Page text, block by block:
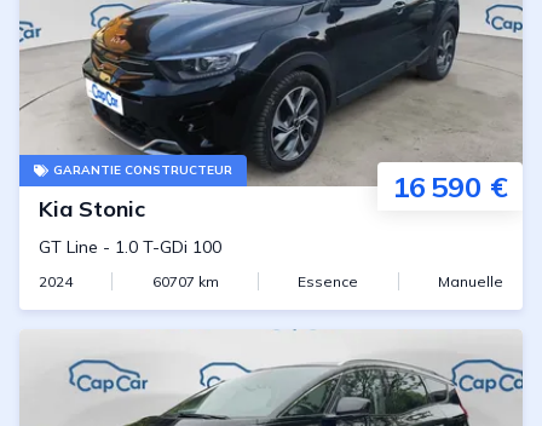
GARANTIE CONSTRUCTEUR 16 590 €
Kia Stonic
GT Line - 1.0 T-GDi 100
2024 60707 km Essence Manuelle